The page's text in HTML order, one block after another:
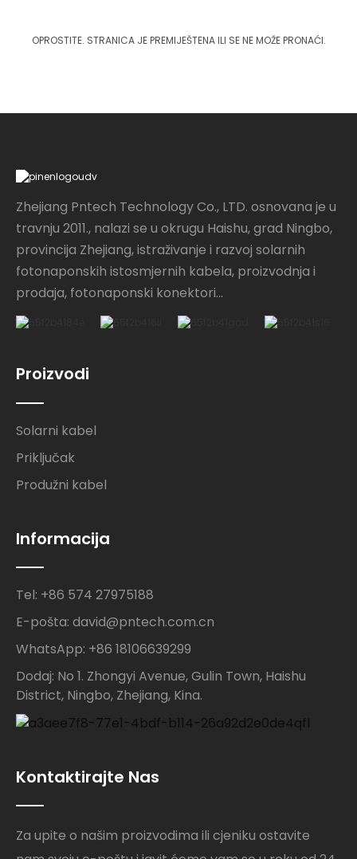
OPROSTITE. STRANICA JE PREMIJEŠTENA ILI SE NE MOŽE PRONAĆI.
Zhejiang Pntech Technology Co., LTD. osnovana je u
travnju 2011., nalazi se u okrugu Haishu, grad Ningbo,
provincija Zhejiang, istraživanje i razvoj solarnih
fotonaponskih istosmjernih kabela, proizvodnja i
prodaja, fotonaponski konektori...
Proizvodi
Solarni kabel
Priključak
Produžni kabel
Informacija
Tel: +86 574 27975188
E-pošta: david@pntech.com.cn
WhatsApp: +86 18106639299
Dodaj: No 1. Zhongyi Avenue, Gulin Town, Haishu
District, Ningbo, Zhejiang, Kina.
Kontaktirajte Nas
Za upite o našim proizvodima ili cjeniku ostavite